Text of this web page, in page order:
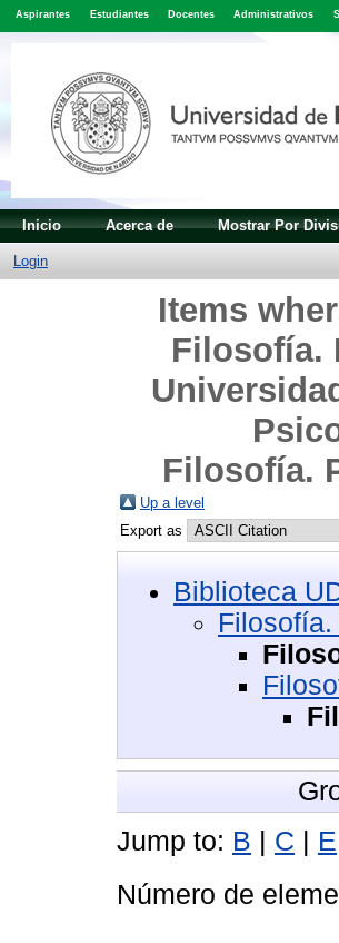
Aspirantes Estudiantes Docentes Administrativos
Inicio Acerca de Mostrar Por
Login
Items
Filosofía.
Filosofía.
Up a level
Export as
Biblioteca
Jump to: B C E
Número de